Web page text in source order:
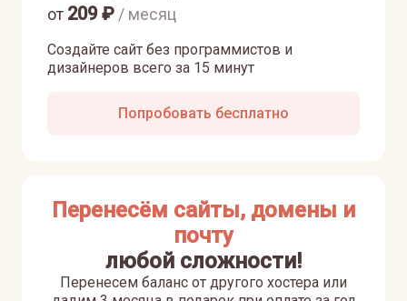
Создайте сайт без программистов и
дизайнеров всего за 15 минут
от 209₽ / месяц
Попробовать бесплатно
Перенесём сайты, домены и
почту
любой сложности!
Перенесем баланс от другого хостера или